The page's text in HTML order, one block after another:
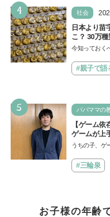
4 社会
日本より苗
こ？ 30万
由とは【親
今知っておく
る「親子で語
は、苗字の種
#親子で語
5 パパママの
【ゲーム依
ゲームが上
きる？御三
えるゲーム
つためのメ
うちの子、ゲ
言し、子ども
庭は多いもの
#三輪泉
お子様の年齢